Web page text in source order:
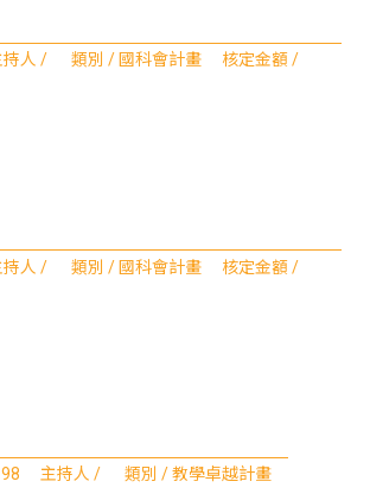
人 / 類別 / 國科會計畫 核定金額 /
人 / 類別 / 國科會計畫 核定金額 /
98 主持人 / 類別 / 教學卓越計畫